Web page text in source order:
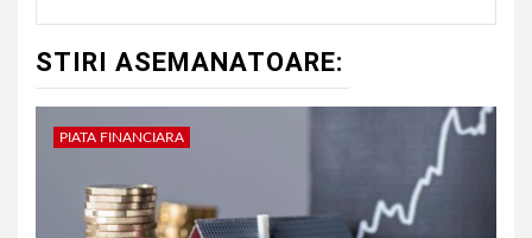
STIRI ASEMANATOARE:
PIATA FINANCIARA